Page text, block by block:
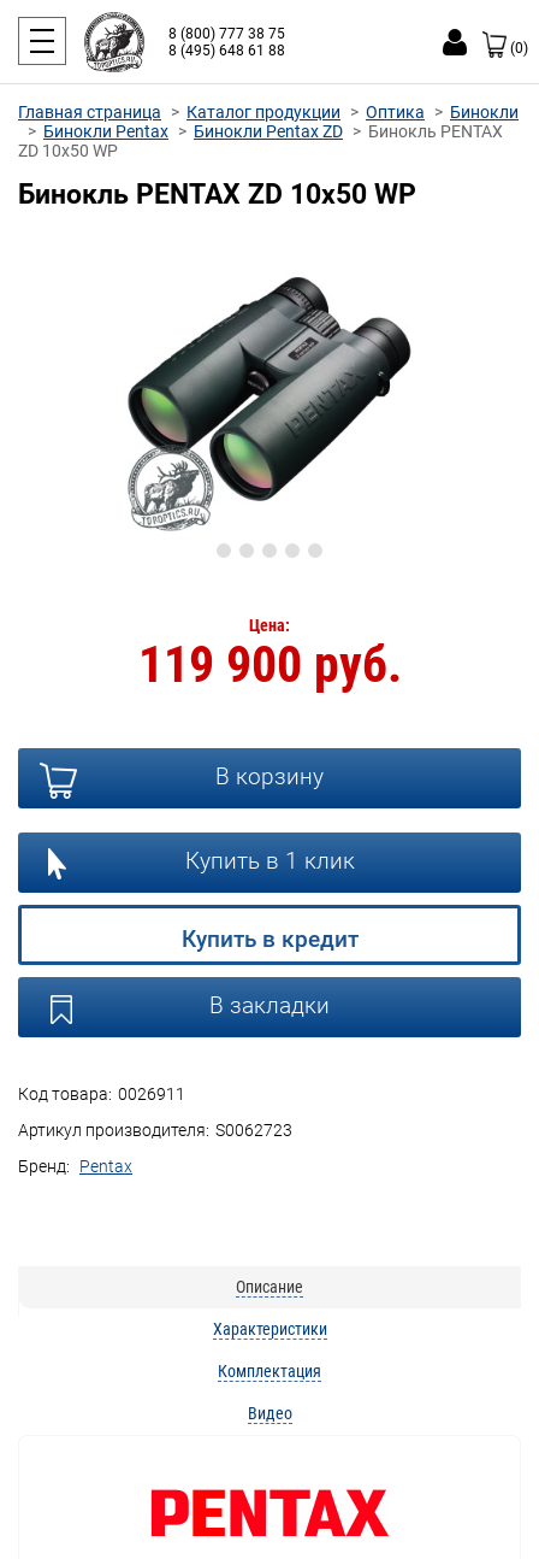
8 (800) 777 38 75
8 (495) 648 61 88
(0)
Главная страница Каталог продукции Оптика
Бинокли
Бинокли Pentax
Бинокли Pentax ZD
Бинокль PENTAX
ZD 10x50 WP
Бинокль PENTAX ZD 10x50 WP
Код товара: 0026911
Артикул производителя: S0062723
Бренд:
Pentax
Цена:
119 900 руб.
В корзину
Купить в 1 клик
Купить в кредит
В закладки
Описание
Характеристики
Комплектация
Видео